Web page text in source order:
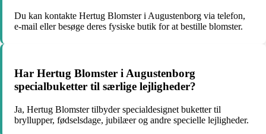
Du kan kontakte Hertug Blomster i Augustenborg via telefon,
e-mail eller besøge deres fysiske butik for at bestille blomster.
Har Hertug Blomster i Augustenborg
specialbuketter til særlige lejligheder?
Ja, Hertug Blomster tilbyder specialdesignet buketter til
bryllupper, fødselsdage, jubilæer og andre specielle lejligheder.